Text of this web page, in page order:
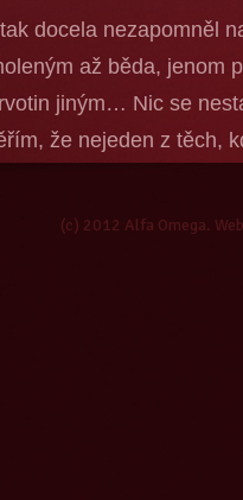
docela nezapomněl
až běda, jenom
jiným… Nic se
že nejeden z těch,
znám ten jed!“
(c) 2012 Alfa Omega.